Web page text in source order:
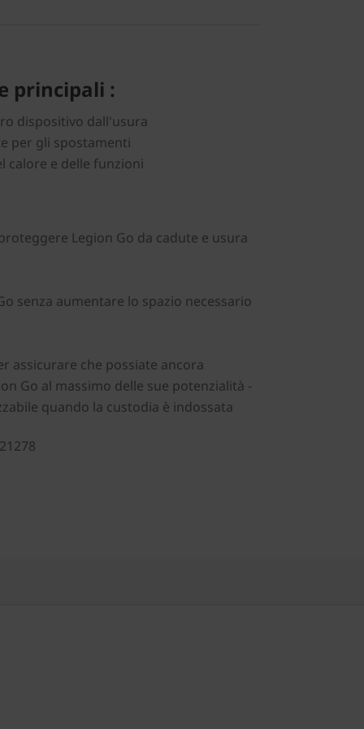
principali :
dispositivo dall'usura
per gli spostamenti
calore e delle funzioni
Legion Go da cadute e usura
senza aumentare lo spazio necessario
assicurare che possiate ancora
Go al massimo delle sue potenzialità -
quando la custodia è indossata